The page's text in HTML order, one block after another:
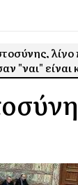
λίγο
"ναι" είναι